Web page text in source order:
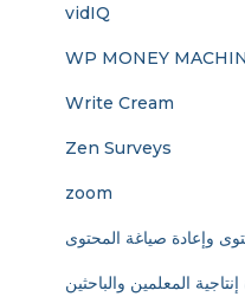
vidIQ
WP MONEY
Write Cream
Zen Surveys
zoom
وإعادة صياغة المحتوى
المعلمين والباحثين